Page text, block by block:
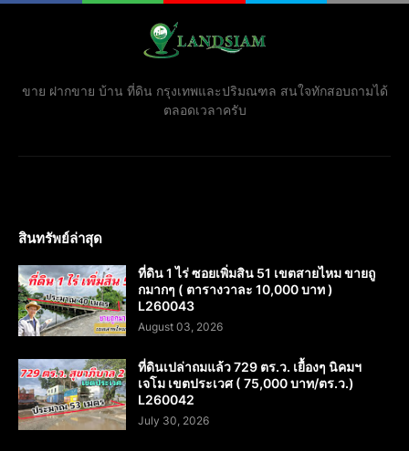
ขาย ฝากขาย บ้าน ที่ดิน กรุงเทพและปริมณฑล สนใจทักสอบถามได้
ตลอดเวลาครับ
สินทรัพย์ล่าสุด
ที่ดิน 1 ไร่ ซอยเพิ่มสิน 51 เขตสายไหม ขายถู
กมากๆ ( ตารางวาละ 10,000 บาท )
L260043
August 03, 2026
ที่ดินเปล่าถมแล้ว 729 ตร.ว. เยื้องๆ นิคมฯ
เจโม เขตประเวศ ( 75,000 บาท/ตร.ว.)
L260042
July 30, 2026